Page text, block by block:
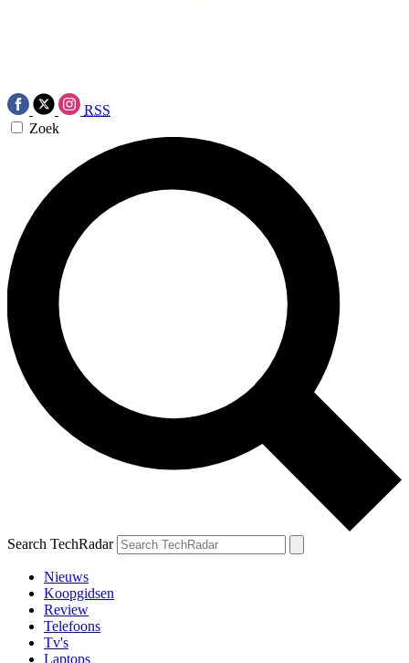
RSS
Zoek
Search TechRadar
Nieuws
Koopgidsen
Review
Telefoons
Tv's
Laptops